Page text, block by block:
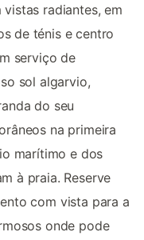
radiantes, em
de ténis e centro
serviço de
sol algarvio,
do seu
na primeira
marítimo e dos
à praia. Reserve
com vista para a
onde pode